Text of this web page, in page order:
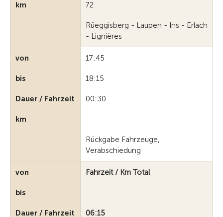
km 72
Rüeggisberg - Laupen - Ins - Erlach
- Lignières
von 17:45
bis 18:15
Dauer / Fahrzeit 00:30
km
Rückgabe Fahrzeuge,
Verabschiedung
von Fahrzeit / Km Total
bis
Dauer / Fahrzeit 06:15